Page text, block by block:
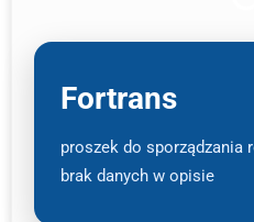
Fortrans
proszek do sporządzania
brak danych w opisie